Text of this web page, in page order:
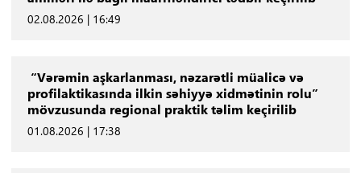
02.08.2026 | 16:49
“Vərəmin aşkarlanması, nəzarətli müalicə və
profilaktikasında ilkin səhiyyə xidmətinin rolu”
mövzusunda regional praktik təlim keçirilib
01.08.2026 | 17:38